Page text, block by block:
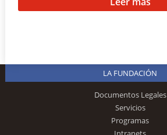
LA FUNDACIÓN
Documentos Legales
Servicios
Programas